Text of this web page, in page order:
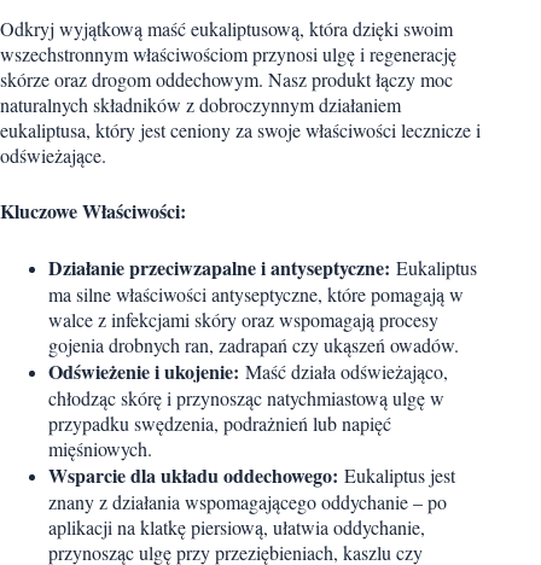
Odkryj wyjątkową maść eukaliptusową, która dzięki swoim
wszechstronnym właściwościom przynosi ulgę i regenerację
skórze oraz drogom oddechowym. Nasz produkt łączy moc
naturalnych składników z dobroczynnym działaniem
eukaliptusa, który jest ceniony za swoje właściwości lecznicze i
odświeżające.
Kluczowe Właściwości:
Działanie przeciwzapalne i antyseptyczne: Eukaliptus
ma silne właściwości antyseptyczne, które pomagają w
walce z infekcjami skóry oraz wspomagają procesy
gojenia drobnych ran, zadrapań czy ukąszeń owadów.
Odświeżenie i ukojenie: Maść działa odświeżająco,
chłodząc skórę i przynosząc natychmiastową ulgę w
przypadku swędzenia, podrażnień lub napięć
mięśniowych.
Wsparcie dla układu oddechowego: Eukaliptus jest
znany z działania wspomagającego oddychanie – po
aplikacji na klatkę piersiową, ułatwia oddychanie,
przynosząc ulgę przy przeziębieniach, kaszlu czy